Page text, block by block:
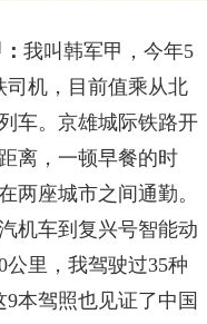
我叫韩军甲，今年5
司机，目前值乘从北
车。京雄城际铁路开
离，一顿早餐的时
两座城市之间通勤。
机车到复兴号智能动
公里，我驾驶过35种
本驾照也见证了中国